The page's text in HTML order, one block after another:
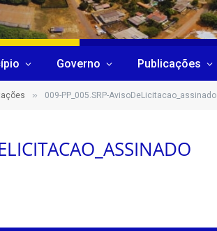
Governo Publicações
» 009-PP_005.SRP-AvisoDeLicitacao_assinado